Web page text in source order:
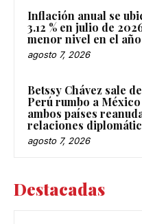
Inflación anual se
3.12 % en julio de
menor nivel en el año
agosto 7, 2026
Betssy Chávez sale
Perú rumbo a
ambos países
relaciones
agosto 7, 2026
Destacadas